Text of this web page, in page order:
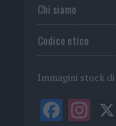
Chi siamo
Codice etico
Immagini stock di